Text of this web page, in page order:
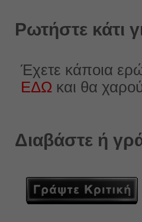
Ρωτήστε κάτι
Έχετε κάποια
ΕΔΩ και θα
Διαβάστε ή